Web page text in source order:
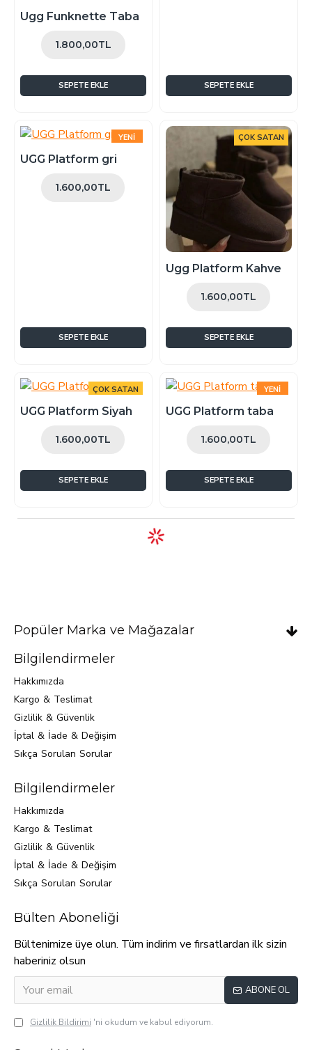
Ugg Funknette Taba
1.800,00TL
SEPETE EKLE SEPETE EKLE
YENI
ÇOK SATAN
UGG Platform gri
1.600,00TL
SEPETE EKLE
ÇOK SATAN
Ugg Platform Kahve
1.600,00TL
SEPETE EKLE
ÇOK SATAN
UGG Platform Siyah
1.600,00TL
SEPETE EKLE
YENI
ÇOK SATAN
UGG Platform taba
1.600,00TL
SEPETE EKLE
Popüler Marka ve Mağazalar
Bilgilendirmeler
Hakkımızda
Kargo & Teslimat
Gizlilik & Güvenlik
İptal & İade & Değişim
Sıkça Sorulan Sorular
Bilgilendirmeler
Hakkımızda
Kargo & Teslimat
Gizlilik & Güvenlik
İptal & İade & Değişim
Sıkça Sorulan Sorular
Bülten Aboneliği
Bültenimize üye olun. Tüm indirim ve fırsatlardan ilk sizin
haberiniz olsun
ABONE OL
Gizlilik Bildirimi 'ni okudum ve kabul ediyorum.